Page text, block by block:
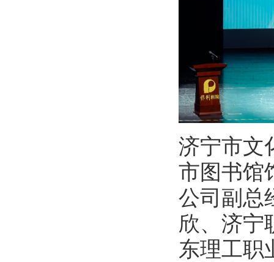
济宁市文
市图书馆
公司副总
欣、济宁
东理工职